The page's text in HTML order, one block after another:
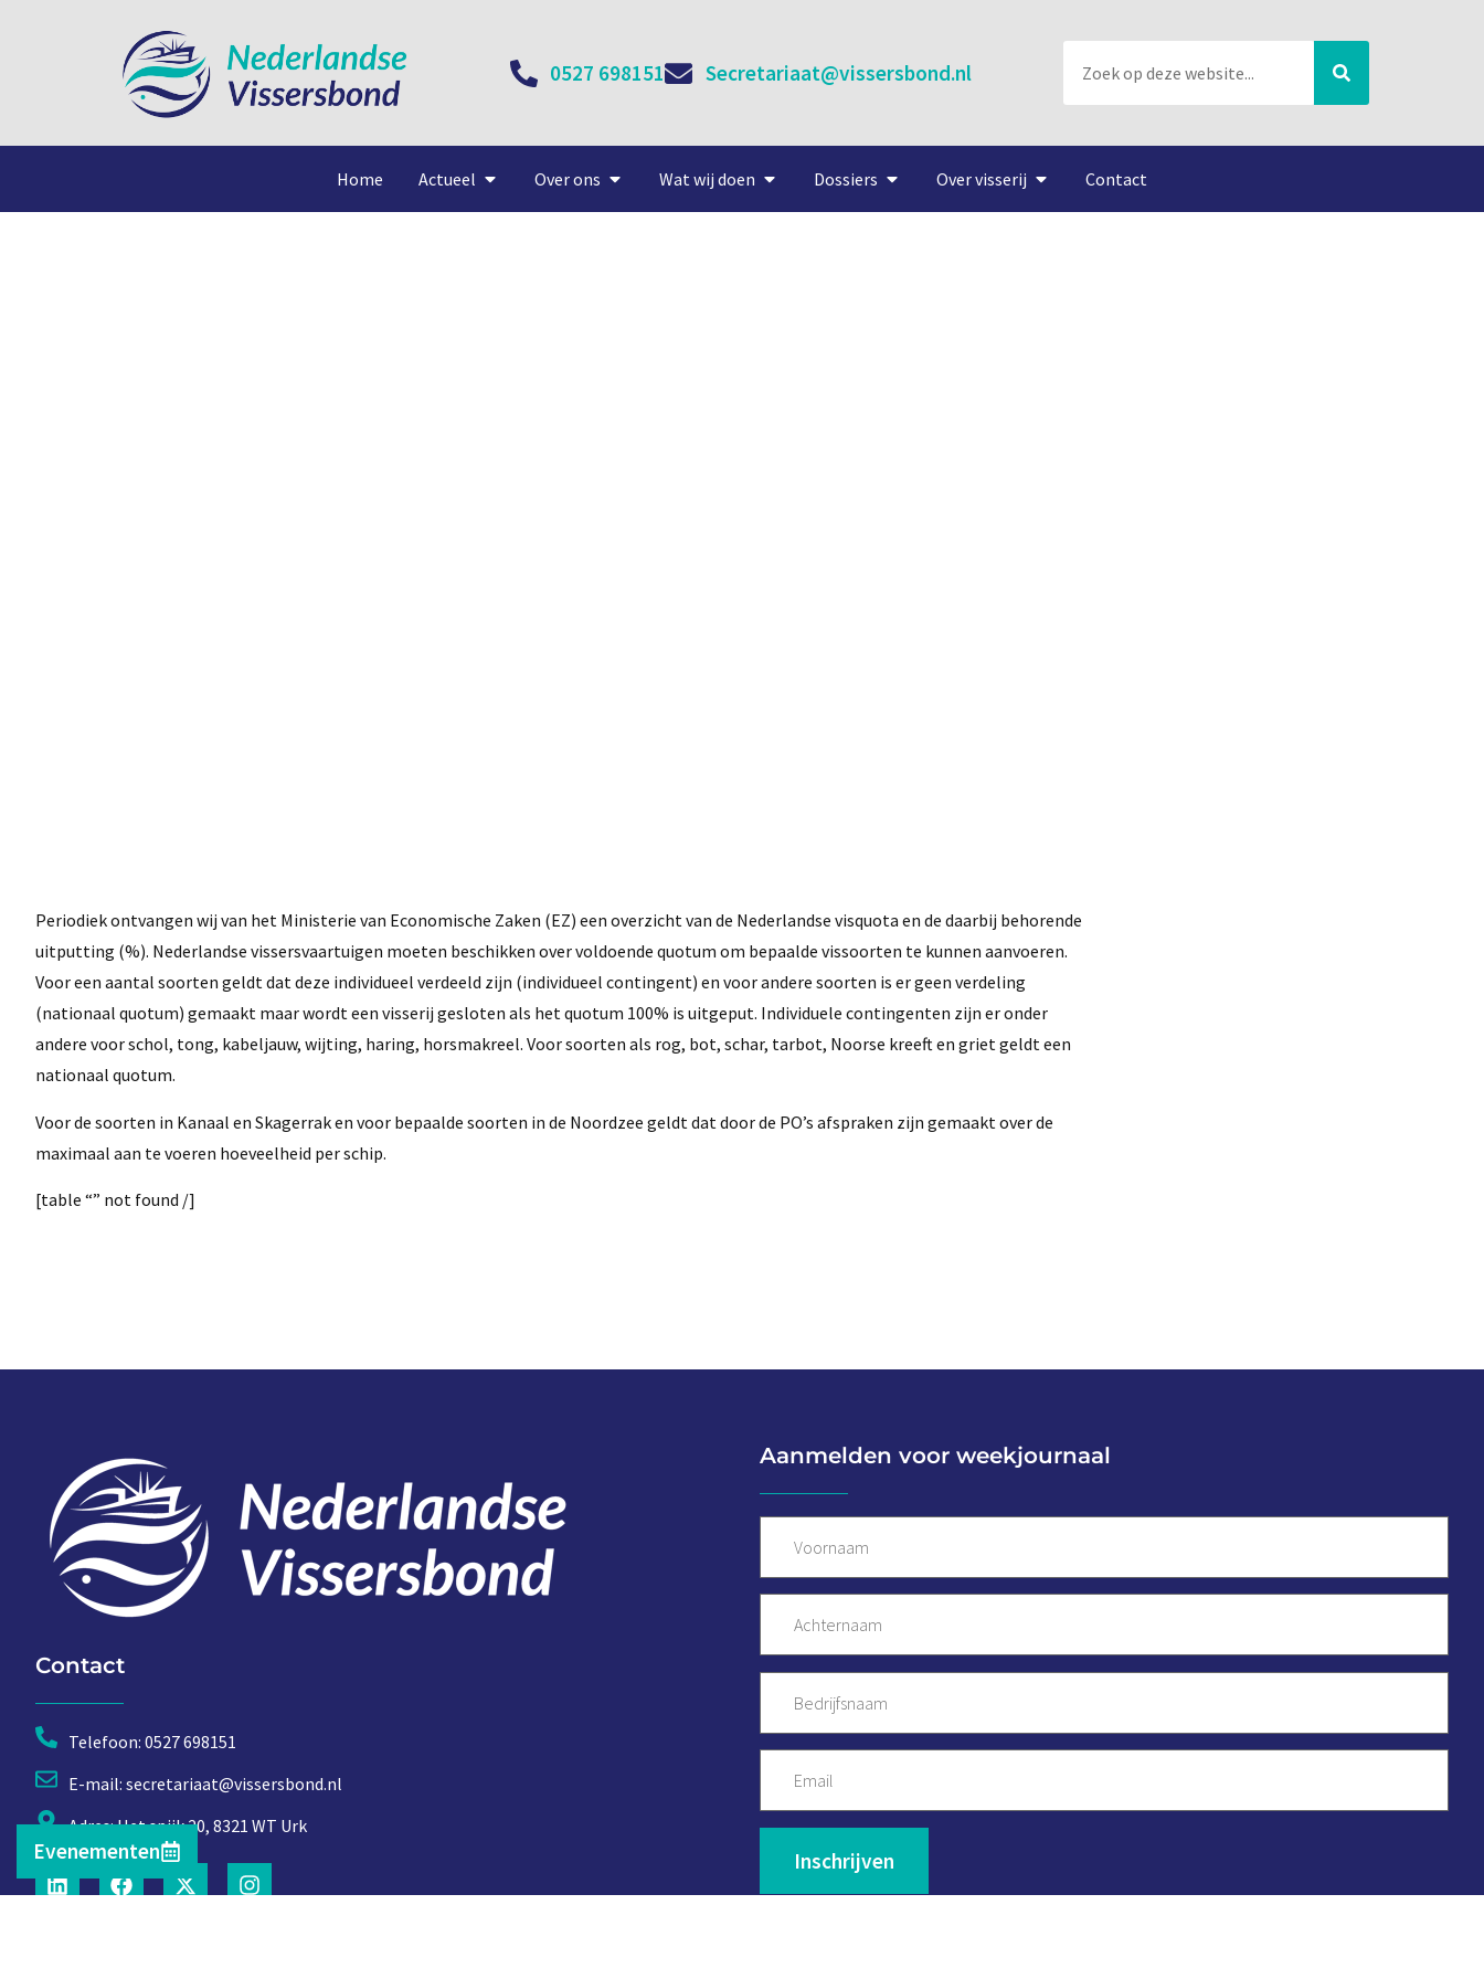
0527 698151 Secretariaat@vissersbond.nl
Home Actueel Over ons Wat wij doen Dossiers Over visserij Contact
Periodiek ontvangen wij van het Ministerie van Economische Zaken (EZ) een overzicht van de Nederlandse visquota en de daarbij behorende
uitputting (%). Nederlandse vissersvaartuigen moeten beschikken over voldoende quotum om bepaalde vissoorten te kunnen aanvoeren.
Voor een aantal soorten geldt dat deze individueel verdeeld zijn (individueel contingent) en voor andere soorten is er geen verdeling
(nationaal quotum) gemaakt maar wordt een visserij gesloten als het quotum 100% is uitgeput. Individuele contingenten zijn er onder
andere voor schol, tong, kabeljauw, wijting, haring, horsmakreel. Voor soorten als rog, bot, schar, tarbot, Noorse kreeft en griet geldt een
nationaal quotum.
Voor de soorten in Kanaal en Skagerrak en voor bepaalde soorten in de Noordzee geldt dat door de PO’s afspraken zijn gemaakt over de
maximaal aan te voeren hoeveelheid per schip.
[table “” not found /]
Contact
Telefoon: 0527 698151
E-mail: secretariaat@vissersbond.nl
Adres: Het spijk 20, 8321 WT Urk
Evenementen
Aanmelden voor weekjournaal